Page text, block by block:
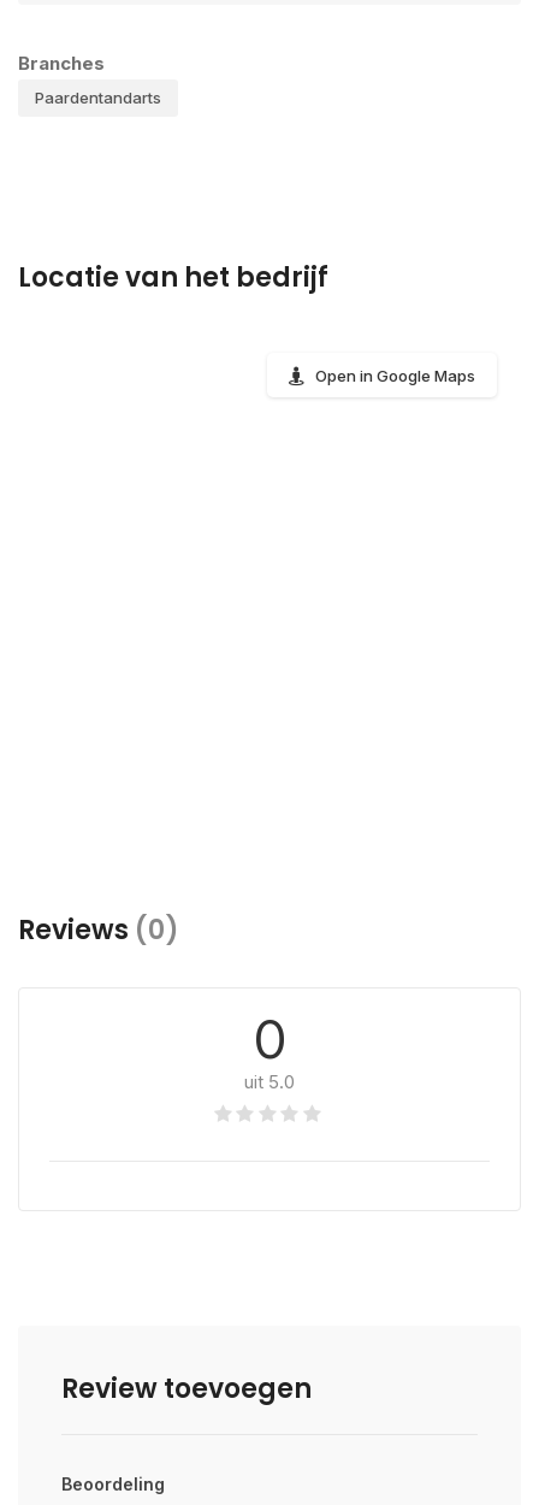
Branches
Paardentandarts
Locatie van het bedrijf
Open in Google Maps
Reviews (0)
0
uit 5.0
Review toevoegen
Beoordeling